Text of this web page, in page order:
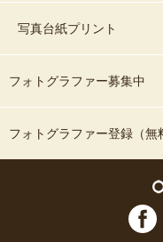
写真台紙プリント
フォトグラファー募集中
フォトグラファー登録（無